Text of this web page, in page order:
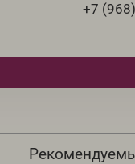
+7 (968)